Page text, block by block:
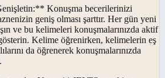
Konuşma becerilerinizi
geniş olması şarttır. Her gün yeni
ve bu kelimeleri konuşmalarınızda aktif
Kelime öğrenirken, kelimelerin eş
da öğrenerek konuşmalarınızda